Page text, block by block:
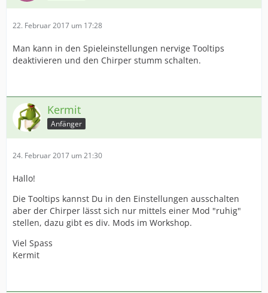
22. Februar 2017 um 17:28
Man kann in den Spieleinstellungen nervige Tooltips
deaktivieren und den Chirper stumm schalten.
Kermit
Anfänger
24. Februar 2017 um 21:30
Hallo!
Die Tooltips kannst Du in den Einstellungen ausschalten
aber der Chirper lässt sich nur mittels einer Mod "ruhig"
stellen, dazu gibt es div. Mods im Workshop.
Viel Spass
Kermit